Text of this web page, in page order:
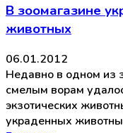
В зоомагазине
животных
06.01.2012
Недавно в одном из
смелым ворам
экзотических
украденных